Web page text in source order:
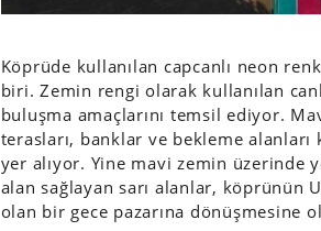
Köprüde kullanılan capcanlı neon
biri. Zemin rengi olarak kullanılan
buluşma amaçlarını temsil ediyor.
terasları, banklar ve bekleme
yer alıyor. Yine mavi zemin üzerinde
alan sağlayan sarı alanlar, köprünün
olan bir gece pazarına dönüşmesine